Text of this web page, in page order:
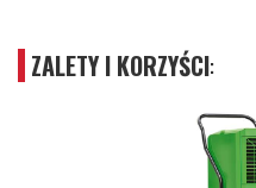
ZALETY I KORZYŚCI: